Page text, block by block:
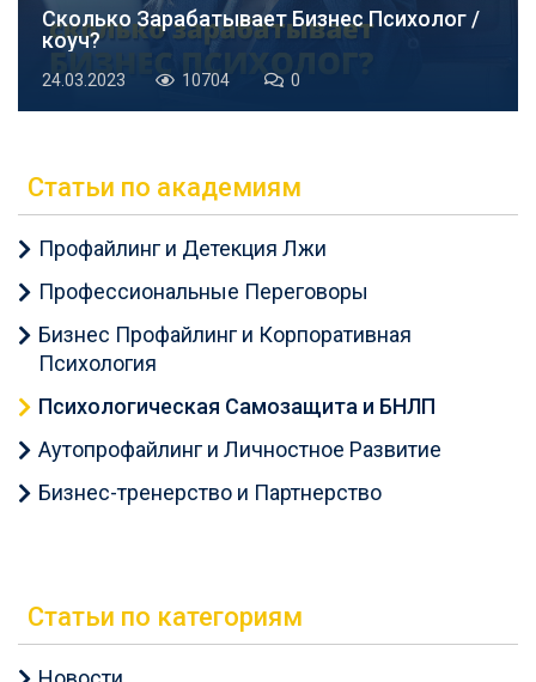
Сколько Зарабатывает Бизнес Психолог /
коуч?
24.03.2023 10704 0
Статьи по академиям
Профайлинг и Детекция Лжи
Профессиональные Переговоры
Бизнес Профайлинг и Корпоративная
Психология
Психологическая Самозащита и БНЛП
Аутопрофайлинг и Личностное Развитие
Бизнес-тренерство и Партнерство
Статьи по категориям